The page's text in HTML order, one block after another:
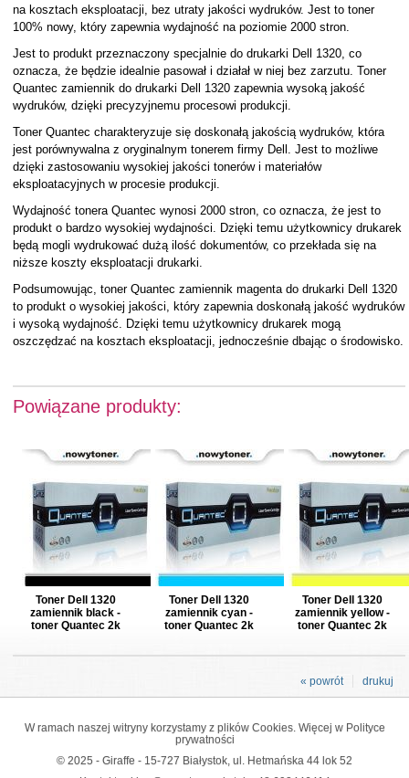
na kosztach eksploatacji, bez utraty jakości wydruków. Jest to toner
100% nowy, który zapewnia wydajność na poziomie 2000 stron.
Jest to produkt przeznaczony specjalnie do drukarki Dell 1320, co
oznacza, że będzie idealnie pasował i działał w niej bez zarzutu. Toner
Quantec zamiennik do drukarki Dell 1320 zapewnia wysoką jakość
wydruków, dzięki precyzyjnemu procesowi produkcji.
Toner Quantec charakteryzuje się doskonałą jakością wydruków, która
jest porównywalna z oryginalnym tonerem firmy Dell. Jest to możliwe
dzięki zastosowaniu wysokiej jakości tonerów i materiałów
eksploatacyjnych w procesie produkcji.
Wydajność tonera Quantec wynosi 2000 stron, co oznacza, że jest to
produkt o bardzo wysokiej wydajności. Dzięki temu użytkownicy drukarek
będą mogli wydrukować dużą ilość dokumentów, co przekłada się na
niższe koszty eksploatacji drukarki.
Podsumowując, toner Quantec zamiennik magenta do drukarki Dell 1320
to produkt o wysokiej jakości, który zapewnia doskonałą jakość wydruków
i wysoką wydajność. Dzięki temu użytkownicy drukarek mogą
oszczędzać na kosztach eksploatacji, jednocześnie dbając o środowisko.
Powiązane produkty:
Toner Dell 1320
zamiennik black -
toner Quantec 2k
Toner Dell 1320
zamiennik cyan -
toner Quantec 2k
Toner Dell 1320
zamiennik yellow -
toner Quantec 2k
drukuj
« powrót
W ramach naszej witryny korzystamy z plików Cookies. Więcej w Polityce
prywatności
© 2025 - Giraffe - 15-727 Białystok, ul. Hetmańska 44 lok 52